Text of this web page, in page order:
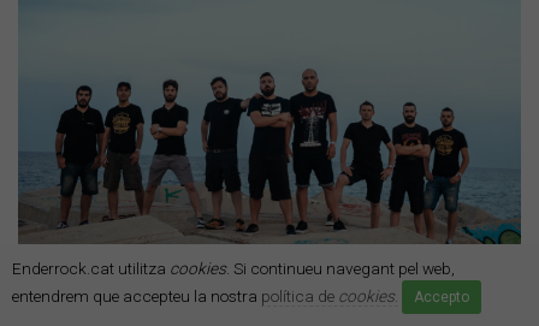
Enderrock.cat utilitza cookies. Si continueu navegant pel web,
entendrem que accepteu la nostra política de cookies. Accepto
Aspencat | Bernat Almirall